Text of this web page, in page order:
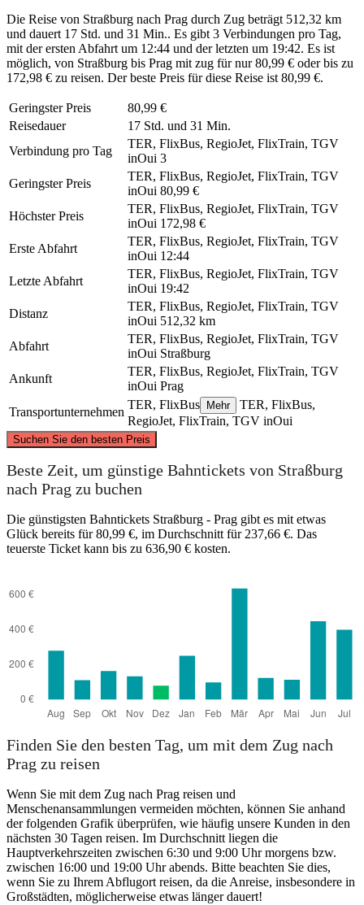
Die Reise von Straßburg nach Prag durch Zug beträgt 512,32 km
und dauert 17 Std. und 31 Min.. Es gibt 3 Verbindungen pro Tag,
mit der ersten Abfahrt um 12:44 und der letzten um 19:42. Es ist
möglich, von Straßburg bis Prag mit zug für nur 80,99 € oder bis zu
172,98 € zu reisen. Der beste Preis für diese Reise ist 80,99 €.
Geringster Preis
80,99 €
Reisedauer
17 Std. und 31 Min.
Verbindung pro Tag
TER, FlixBus, RegioJet, FlixTrain, TGV
inOui 3
Geringster Preis
TER, FlixBus, RegioJet, FlixTrain, TGV
inOui 80,99 €
Höchster Preis
TER, FlixBus, RegioJet, FlixTrain, TGV
inOui 172,98 €
Erste Abfahrt
TER, FlixBus, RegioJet, FlixTrain, TGV
inOui 12:44
Letzte Abfahrt
TER, FlixBus, RegioJet, FlixTrain, TGV
inOui 19:42
Distanz
TER, FlixBus, RegioJet, FlixTrain, TGV
inOui 512,32 km
Abfahrt
TER, FlixBus, RegioJet, FlixTrain, TGV
inOui Straßburg
Ankunft
TER, FlixBus, RegioJet, FlixTrain, TGV
inOui Prag
Transportunternehmen
TER, FlixBus Mehr
TER, FlixBus,
RegioJet, FlixTrain, TGV inOui
Suchen Sie den besten Preis
Strasbourg
©CARTO, ©OpenStreetMapcontributors
Beste Zeit, um günstige Bahntickets von Straßburg
nach Prag zu buchen
Die günstigsten Bahntickets Straßburg - Prag gibt es mit etwas
Glück bereits für 80,99 €, im Durchschnitt für 237,66 €. Das
teuerste Ticket kann bis zu 636,90 € kosten.
Finden Sie den besten Tag, um mit dem Zug nach
Prag zu reisen
Wenn Sie mit dem Zug nach Prag reisen und
Menschenansammlungen vermeiden möchten, können Sie anhand
der folgenden Grafik überprüfen, wie häufig unsere Kunden in den
nächsten 30 Tagen reisen. Im Durchschnitt liegen die
Hauptverkehrszeiten zwischen 6:30 und 9:00 Uhr morgens bzw.
zwischen 16:00 und 19:00 Uhr abends. Bitte beachten Sie dies,
wenn Sie zu Ihrem Abflugort reisen, da die Anreise, insbesondere in
Großstädten, möglicherweise etwas länger dauert!